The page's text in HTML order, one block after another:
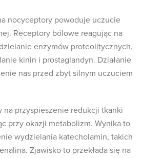
nocyceptory powoduje uczucie
Receptory bólowe reagując na
enzymów proteolitycznych,
kinin i prostaglandyn. Działanie
nas przed zbyt silnym uczuciem
na przyspieszenie redukcji tkanki
przy okazji metabolizm. Wynika to
wydzielania katecholamin, takich
Zjawisko to przekłada się na